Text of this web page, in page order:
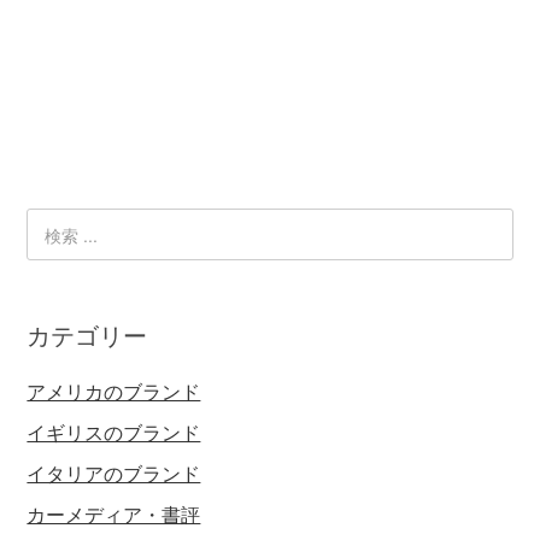
カテゴリー
アメリカのブランド
イギリスのブランド
イタリアのブランド
カーメディア・書評